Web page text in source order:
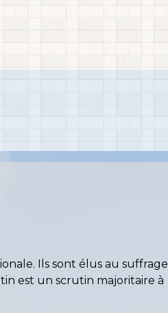
Ils sont élus au suffrage
est un scrutin majoritaire à